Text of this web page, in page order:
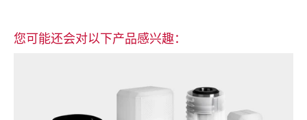
您可能还会对以下产品感兴趣：